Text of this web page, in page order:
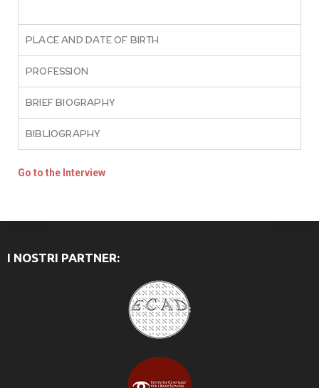
PLACE AND DATE OF BIRTH
PROFESSION
BRIEF BIOGRAPHY
BIBLIOGRAPHY
Go to the Interview
I NOSTRI PARTNER: